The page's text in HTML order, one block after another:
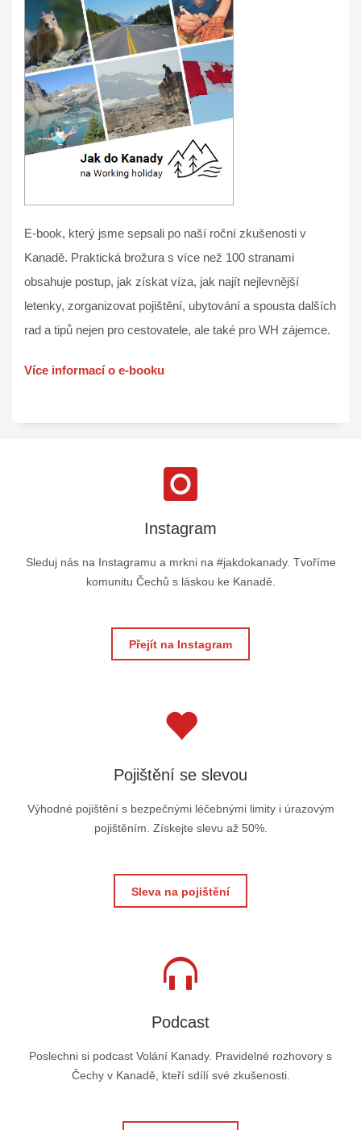
E-book, který jsme sepsali po naší roční zkušenosti v
Kanadě. Praktická brožura s více než 100 stranami
obsahuje postup, jak získat víza, jak najít nejlevnější
letenky, zorganizovat pojištění, ubytování a spousta dalších
rad a tipů nejen pro cestovatele, ale také pro WH zájemce.
Více informací o e-booku
Instagram
Sleduj nás na Instagramu a mrkni na #jakdokanady. Tvoříme
komunitu Čechů s láskou ke Kanadě.
Přejít na Instagram
Pojištění se slevou
Výhodné pojištění s bezpečnými léčebnými limity i úrazovým
pojištěním. Získejte slevu až 50%.
Sleva na pojištění
Podcast
Poslechni si podcast Volání Kanady. Pravidelné rozhovory s
Čechy v Kanadě, kteří sdílí své zkušenosti.